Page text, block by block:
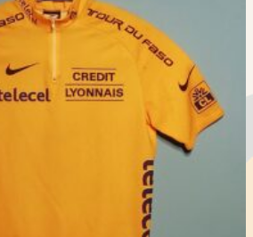
se
pueden
la
página